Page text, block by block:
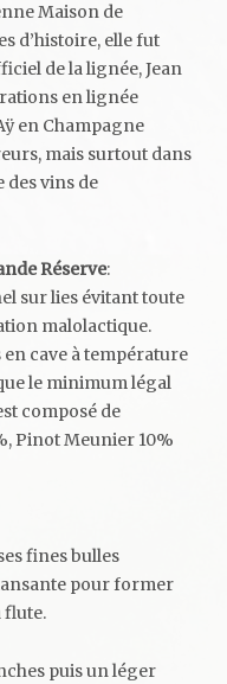
Maison de
d’histoire, elle fut
de la lignée, Jean
en lignée
en Champagne
mais surtout dans
des vins de
Réserve:
sur lies évitant toute
malolactique.
cave à température
le minimum légal
composé de
Pinot Meunier 10%
fines bulles
pour former
flute.
puis un léger